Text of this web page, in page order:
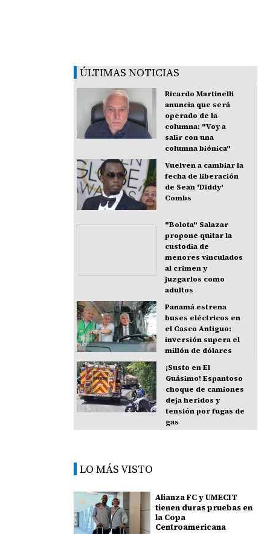
ÚLTIMAS NOTICIAS
Ricardo Martinelli
anuncia que será
operado de la
columna: "Voy a
salir con una
columna biónica"
Vuelven a cambiar la
fecha de liberación
de Sean 'Diddy'
Combs
"Bolota" Salazar
propone quitar la
custodia de
menores vinculados
al crimen y
juzgarlos como
adultos
Panamá estrena
buses eléctricos en
el Casco Antiguo:
inversión supera el
millón de dólares
¡Susto en El
Guásimo! Espantoso
choque de camiones
deja heridos y
tensión por fugas de
gas
LO MÁS VISTO
Alianza FC y UMECIT
tienen duras pruebas en
la Copa
Centroamericana